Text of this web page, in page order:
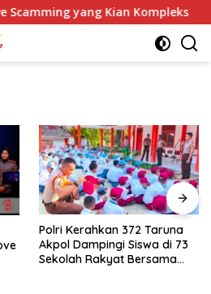
yang Kian Kompleks
Tim DVI Polda Jatim Kembali
Serahkan Jenazah Korban
KM Mutiara Sentosa II Asal